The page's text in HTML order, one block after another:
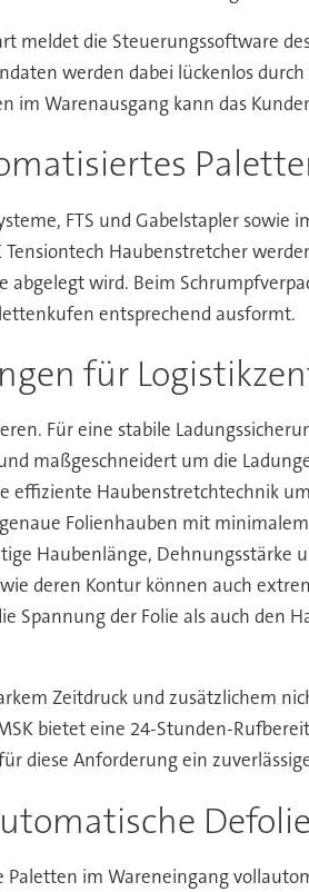
meldet die Steuerungssoftware
werden dabei lückenlos
im Warenausgang kann das
FTS und Gabelstapler
Haubenstretcher
abgelegt wird. Beim
entsprechend ausformt.
für
Für eine stabile
maßgeschneidert um die
effiziente Haubenstretchtechnik
Folienhauben mit
Haubenlänge, Dehnungsstärke
deren Kontur können auch
Spannung der Folie als auch
Zeitdruck und zusätzlichem
bietet eine 24-Stunden-
diese Anforderung ein
im Wareneingang